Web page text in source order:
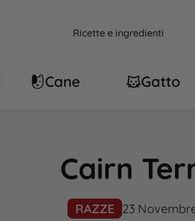
Ricette e ingredienti
Cane Gatto
Cairn
RAZZE 23